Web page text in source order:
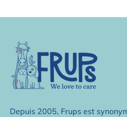
Depuis 2005, Frups est